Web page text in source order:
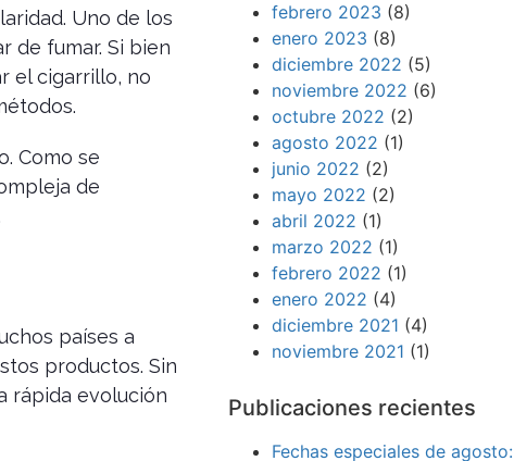
Uno de los
de fumar. Si bien
el cigarrillo, no
Como se
de
países a
productos. Sin
rápida evolución
febrero 2023 (8)
enero 2023 (8)
diciembre 2022 (5)
noviembre 2022 (6)
octubre 2022 (2)
agosto 2022 (1)
junio 2022 (2)
mayo 2022 (2)
abril 2022 (1)
marzo 2022 (1)
febrero 2022 (1)
enero 2022 (4)
diciembre 2021 (4)
noviembre 2021 (1)
Publicaciones recientes
Fechas especiales de agosto: